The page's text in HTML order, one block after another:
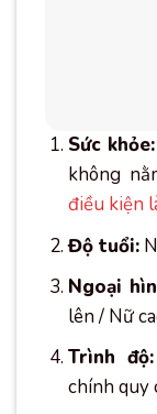
Sức khỏe:
không
điều kiện
Độ tuổi:
Ngoại
lên / Nữ
Trình độ:
chính quy